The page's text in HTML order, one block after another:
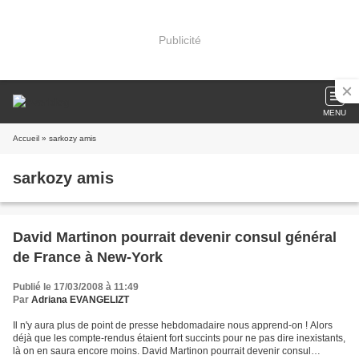
Publicité
MENU
Accueil » sarkozy amis
sarkozy amis
David Martinon pourrait devenir consul général
de France à New-York
Publié le 17/03/2008 à 11:49
Par Adriana EVANGELIZT
Il n'y aura plus de point de presse hebdomadaire nous apprend-on ! Alors
déjà que les compte-rendus étaient fort succints pour ne pas dire inexistants,
là on en saura encore moins. David Martinon pourrait devenir consul